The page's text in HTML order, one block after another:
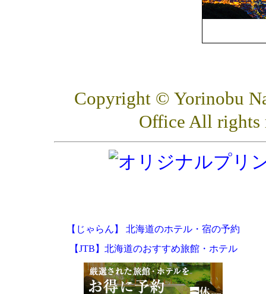
Copyright © Yorinobu
Office All rights
【じゃらん】 北海道のホテル・宿の予約
【JTB】北海道のおすすめ旅館・ホテル